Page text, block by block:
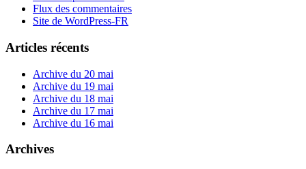
Flux des commentaires
Site de WordPress-FR
Articles récents
Archive du 20 mai
Archive du 19 mai
Archive du 18 mai
Archive du 17 mai
Archive du 16 mai
Archives